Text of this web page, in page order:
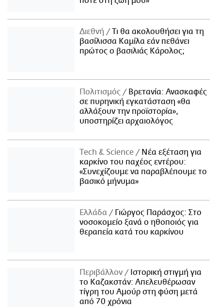
Διεθνή
Τι θα ακολουθήσει για τη
βασίλισσα Καμίλα εάν πεθάνει
πρώτος ο βασιλιάς Κάρολος;
Πολιτισμός
Βρετανία: Ανασκαφές
σε πυρηνική εγκατάσταση «θα
αλλάξουν την προϊστορία»,
υποστηρίζει αρχαιολόγος
Τech & Science
Νέα εξέταση για
καρκίνο του παχέος εντέρου:
«Συνεχίζουμε να παραβλέπουμε το
βασικό μήνυμα»
Ελλάδα
Γιώργος Παράσχος: Στο
νοσοκομείο ξανά ο ηθοποιός για
θεραπεία κατά του καρκίνου
Περιβάλλον
Ιστορική στιγμή για
το Καζακστάν: Απελευθέρωσαν
τίγρη του Αμούρ στη φύση μετά
από 70 χρόνια